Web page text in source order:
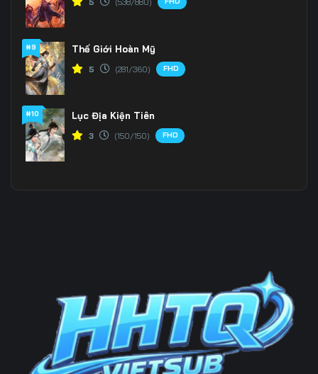
Tập 196
Tập 199 Tập 200
Tập 202 Tập 203
Tập 205 Tập 206
Tập 208 Tập 209
Tập 223 Tập 224 Tập 225
Tập 226 Tập 227 Tập 228
Tập 229 Tập 230
5 (538/880)
#9 Thế Giới Hoàn Mỹ
5 (281/360) FHD
#10 Lục Địa Kiện Tiên
3 (150/150) FHD